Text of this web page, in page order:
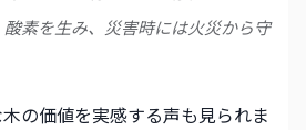
素を生み、災害時には火災から守
の価値を実感する声も見られま